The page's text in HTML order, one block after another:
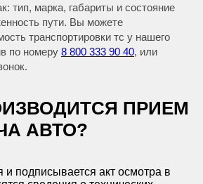
тип, марка, габариты и состояние
пути. Вы можете
транспортировки тс у нашего
по номеру 8 800 333 90 40, или
ПРИЕМ
АВТО?
и подписывается акт осмотра в